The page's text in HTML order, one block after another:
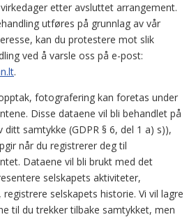
etter avsluttet arrangement.
utføres på grunnlag av vår
kan du protestere mot slik
ved å varsle oss på e-post:
.
fotografering kan foretas under
Disse dataene vil bli behandlet på
ditt samtykke (GDPR § 6, del 1 a) s)),
når du registrerer deg til
Dataene vil bli brukt med det
selskapets aktiviteter,
registrere selskapets historie. Vi vil lagre
til du trekker tilbake samtykket, men